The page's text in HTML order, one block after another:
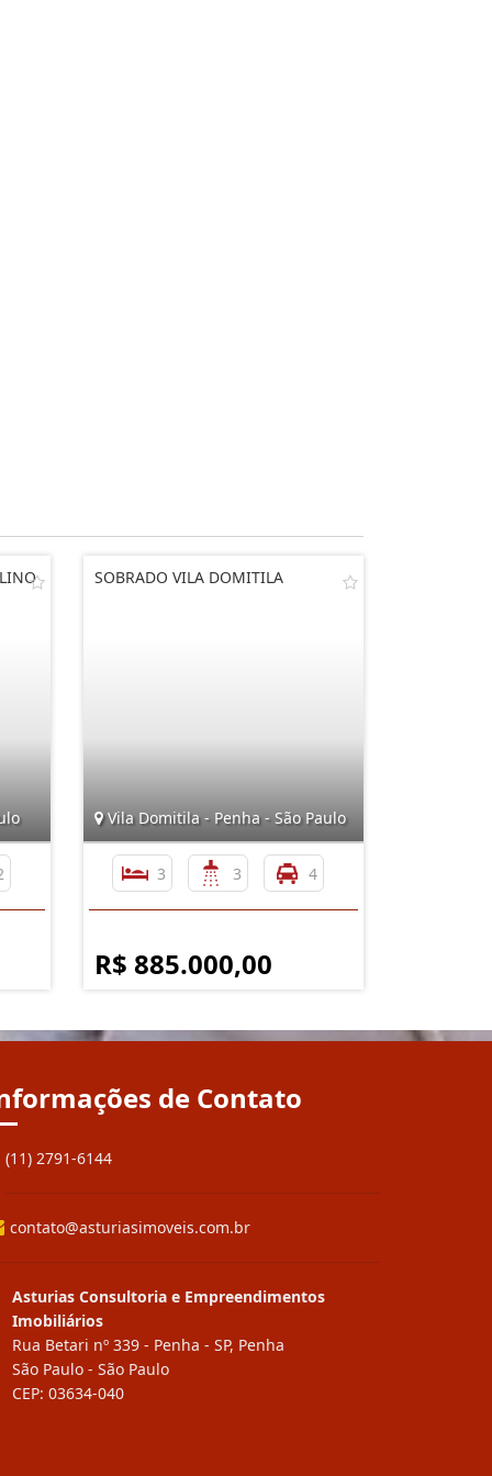
SOBRADO VILA DOMITILA
Vila Domitila - Penha - São Paulo
3 3 4
R$ 885.000,00
de Contato
(11) 2791-6144
contato@asturiasimoveis.com.br
Asturias Consultoria e Empreendimentos
Imobiliários
Rua Betari nº 339 - Penha - SP, Penha
São Paulo - São Paulo
CEP: 03634-040